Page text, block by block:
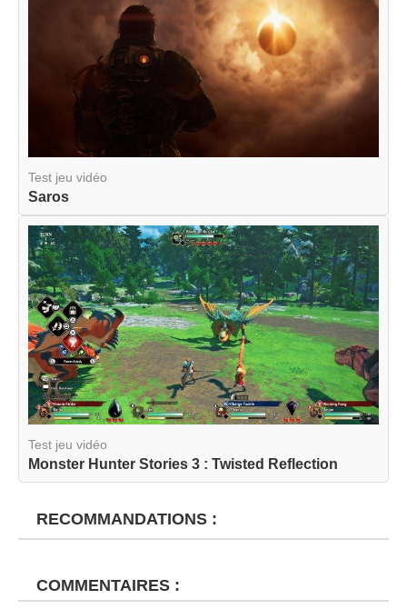
Test jeu vidéo
Saros
Test jeu vidéo
Monster Hunter Stories 3 : Twisted Reflection
RECOMMANDATIONS :
COMMENTAIRES :